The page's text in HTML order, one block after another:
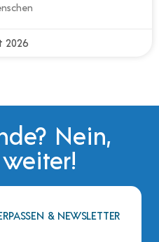
2026
Nein,
& NEWSLETTER